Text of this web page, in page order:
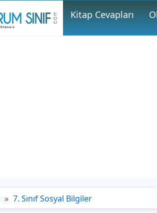
Kitap Cevapları
» 7. Sınıf Sosyal Bilgiler